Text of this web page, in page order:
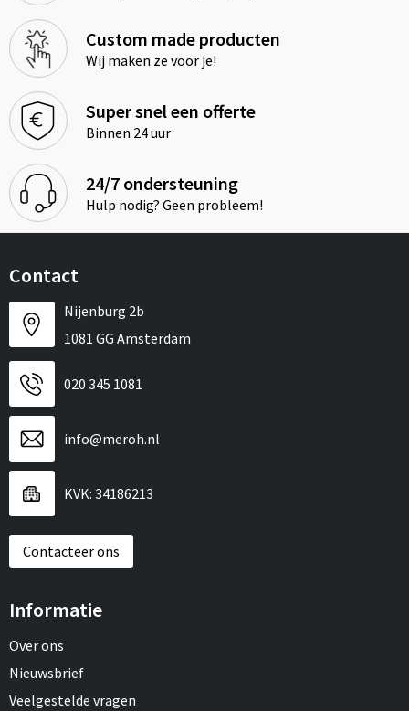
Custom made producten
Wij maken ze voor je!
Super snel een offerte
Binnen 24 uur
24/7 ondersteuning
Hulp nodig? Geen probleem!
Contact
Nijenburg 2b
1081 GG Amsterdam
020 345 1081
info@meroh.nl
KVK: 34186213
Contacteer ons
Informatie
Over ons
Nieuwsbrief
Veelgestelde vragen